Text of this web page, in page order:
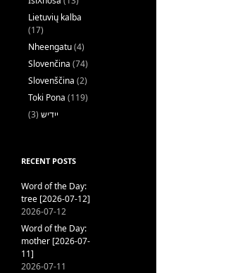
Lietuvių kalba
(17)
Nheengatu(4)
Slovenčina (74)
Slovenščina (2)
Toki Pona (119)
ייִדיש (3)
RECENT POSTS
Word of the Day:
tree [2026-07-12]
2026-07-12
Word of the Day:
mother [2026-07-
11]
2026-07-11